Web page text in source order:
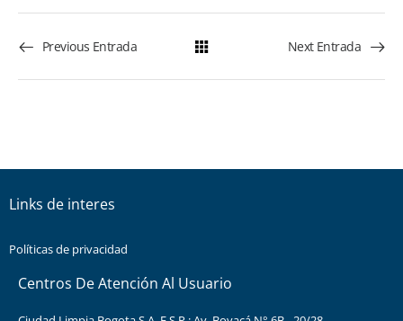
Previous Entrada Next Entrada
Links de interes
Políticas de privacidad
Centros De Atención Al Usuario